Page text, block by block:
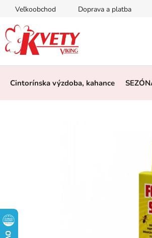
Prejsť
obsah
Veľkoobchod Doprava a platba
Cintorínska výzdoba, kahance